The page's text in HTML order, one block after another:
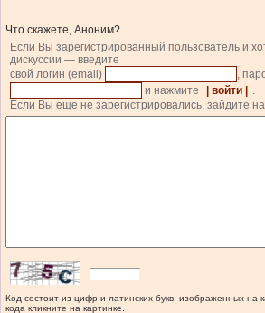
Что скажете, Аноним?
Если Вы зарегистрированный пользователь и
дискуссии — введите
свой логин (email)
,
и нажмите
| войти |
.
Если Вы еще не зарегистрировались, зайдите на
Код состоит из цифр и латинских букв, изображенных на
кода кликните на картинке.